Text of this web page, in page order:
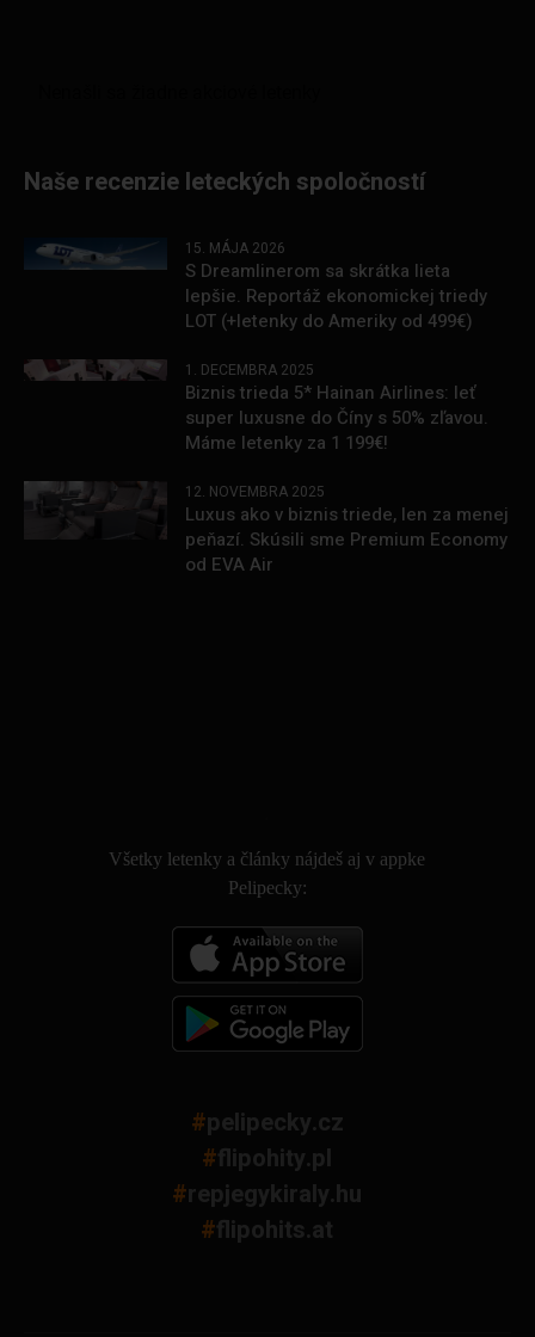
Naše recenzie leteckých spoločností
15. MÁJA 2026
S Dreamlinerom sa skrátka lieta
lepšie. Reportáž ekonomickej triedy
LOT (+letenky do Ameriky od 499€)
1. DECEMBRA 2025
Biznis trieda 5* Hainan Airlines: leť
super luxusne do Číny s 50% zľavou.
Máme letenky za 1 199€!
12. NOVEMBRA 2025
Luxus ako v biznis triede, len za menej
peňazí. Skúsili sme Premium Economy
od EVA Air
Všetky letenky a články nájdeš aj v appke
Pelipecky:
#pelipecky.cz
#flipohity.pl
#repjegykiraly.hu
#flipohits.at